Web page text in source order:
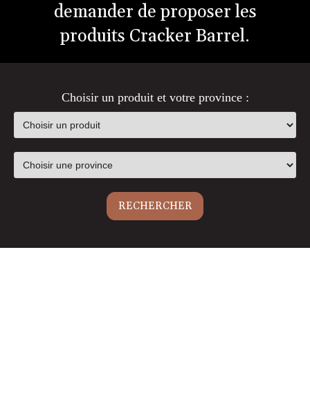
demander de proposer les
produits Cracker Barrel.
Choisir un produit et votre province :
RECHERCHER